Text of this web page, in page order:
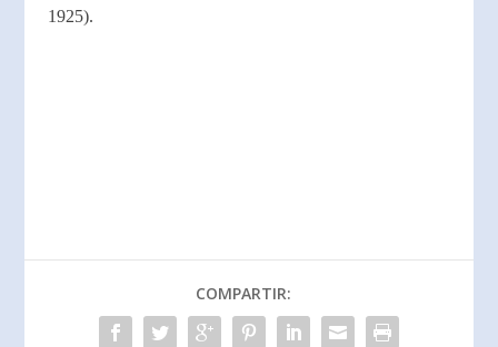
1925).
COMPARTIR: